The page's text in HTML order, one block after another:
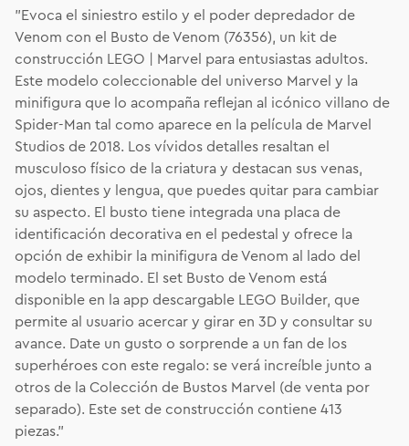
"Evoca el siniestro estilo y el poder depredador de
Venom con el Busto de Venom (76356), un kit de
construcción LEGO | Marvel para entusiastas adultos.
Este modelo coleccionable del universo Marvel y la
minifigura que lo acompaña reflejan al icónico villano de
Spider-Man tal como aparece en la película de Marvel
Studios de 2018. Los vívidos detalles resaltan el
musculoso físico de la criatura y destacan sus venas,
ojos, dientes y lengua, que puedes quitar para cambiar
su aspecto. El busto tiene integrada una placa de
identificación decorativa en el pedestal y ofrece la
opción de exhibir la minifigura de Venom al lado del
modelo terminado. El set Busto de Venom está
disponible en la app descargable LEGO Builder, que
permite al usuario acercar y girar en 3D y consultar su
avance. Date un gusto o sorprende a un fan de los
superhéroes con este regalo: se verá increíble junto a
otros de la Colección de Bustos Marvel (de venta por
separado). Este set de construcción contiene 413
piezas."